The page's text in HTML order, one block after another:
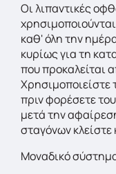
Οι λιπαντικές
καθ' όλη την
κυρίως για τη
που προκαλείται
Χρησιμοποιείστε
πριν φορέσετε
μετά την
σταγόνων κλείστε
Μοναδικό